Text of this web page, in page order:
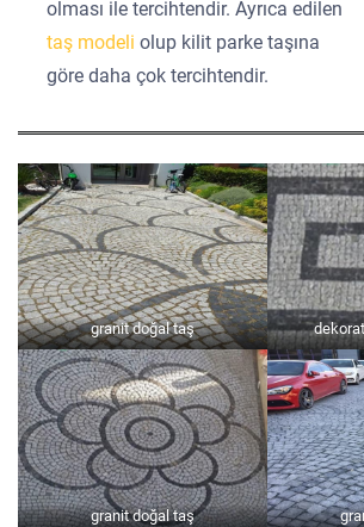
olması ile tercihtendir. Ayrıca edilen
taş modeliolup kilit parke taşına
göre daha çok tercihtendir.
granit doğal taş
granit doğal taş